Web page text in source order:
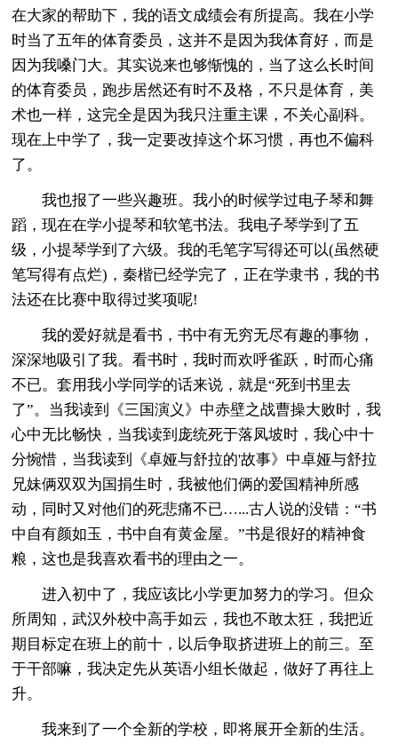
在大家的帮助下，我的语文成绩会有所提高。我在小学
时当了五年的体育委员，这并不是因为我体育好，而是
因为我嗓门大。其实说来也够惭愧的，当了这么长时间
的体育委员，跑步居然还有时不及格，不只是体育，美
术也一样，这完全是因为我只注重主课，不关心副科。
现在上中学了，我一定要改掉这个坏习惯，再也不偏科
了。
我也报了一些兴趣班。我小的时候学过电子琴和舞
蹈，现在在学小提琴和软笔书法。我电子琴学到了五
级，小提琴学到了六级。我的毛笔字写得还可以(虽然硬
笔写得有点烂)，秦楷已经学完了，正在学隶书，我的书
法还在比赛中取得过奖项呢!
我的爱好就是看书，书中有无穷无尽有趣的事物，
深深地吸引了我。看书时，我时而欢呼雀跃，时而心痛
不已。套用我小学同学的话来说，就是“死到书里去
了”。当我读到《三国演义》中赤壁之战曹操大败时，我
心中无比畅快，当我读到庞统死于落凤坡时，我心中十
分惋惜，当我读到《卓娅与舒拉的'故事》中卓娅与舒拉
兄妹俩双双为国捐生时，我被他们俩的爱国精神所感
动，同时又对他们的死悲痛不已…...古人说的没错：“书
中自有颜如玉，书中自有黄金屋。”书是很好的精神食
粮，这也是我喜欢看书的理由之一。
进入初中了，我应该比小学更加努力的学习。但众
所周知，武汉外校中高手如云，我也不敢太狂，我把近
期目标定在班上的前十，以后争取挤进班上的前三。至
于干部嘛，我决定先从英语小组长做起，做好了再往上
升。
我来到了一个全新的学校，即将展开全新的生活。